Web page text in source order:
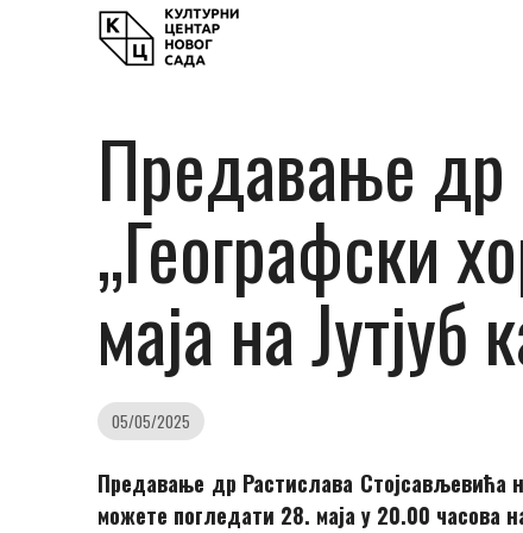
Предавање др
„Географски
маја на
05/05/2025
Предавање др Растиславa Стојсављевићa
можете погледати 28. маја у 20.00 часова